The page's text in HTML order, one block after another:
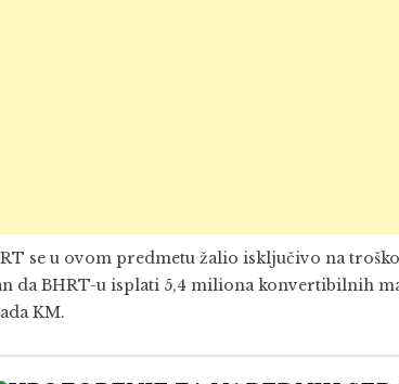
se u ovom predmetu žalio isključivo na
da BHRT-u isplati 5,4 miliona konvertibilnih
KM.